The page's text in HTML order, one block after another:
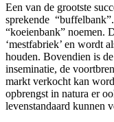
Een van de grootste
sprekende
“koeienbank” noemen.
‘mestfabriek’ en wordt
houden. Bovendien is
inseminatie, de
markt verkocht kan
opbrengst in natura er
levenstandaard kunnen